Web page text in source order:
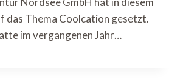
das Thema Coolcation gesetzt.
im vergangenen Jahr…